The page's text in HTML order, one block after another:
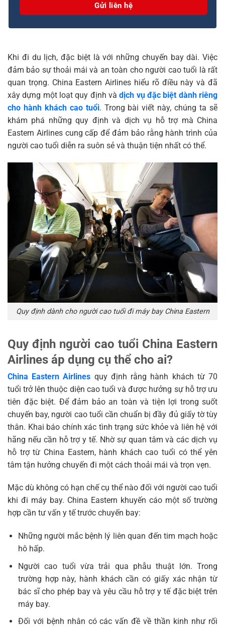
Khi đi du lịch, đặc biệt là với những chuyến bay dài. Việc
đảm bảo sự thoải mái và an toàn cho người cao tuổi là rất
quan trọng. China Eastern Airlines hiểu rõ điều này và đã
xây dựng một loạt quy định vàdịch vụ đặc biệt dành riêng
cho hành khách cao tuổi. Trong bài viết này, chúng ta sẽ
khám phá những quy định và dịch vụ hỗ trợ mà China
Eastern Airlines cung cấp để đảm bảo rằng hành trình của
người cao tuổi diễn ra suôn sẻ và thuận tiện nhất có thể.
Quy định dành cho người cao tuổi đi máy bay China Eastern
Quy định người cao tuổi China Eastern
Airlines áp dụng cụ thể cho ai?
China Eastern Airlines quy định rằng hành khách từ 70
tuổi trở lên thuộc diện cao tuổi và được hưởng sự hỗ trợ ưu
tiên đặc biệt. Để đảm bảo an toàn và tiện lợi trong suốt
chuyến bay, người cao tuổi cần chuẩn bị đầy đủ giấy tờ tùy
thân. Khai báo chính xác tình trạng sức khỏe và liên hệ với
hãng nếu cần hỗ trợ y tế. Nhờ sự quan tâm và các dịch vụ
hỗ trợ từ China Eastern, hành khách cao tuổi có thể yên
tâm tận hưởng chuyến đi một cách thoải mái và trọn vẹn.
Mặc dù không có hạn chế cụ thể nào đối với người cao tuổi
khi đi máy bay. China Eastern khuyến cáo một số trường
hợp cần tư vấn y tế trước chuyến bay:
Những người mắc bệnh lý liên quan đến tim mạch hoặc
hô hấp.
Người cao tuổi vừa trải qua phẫu thuật lớn. Trong
trường hợp này, hành khách cần có giấy xác nhận từ
bác sĩ cho phép bay và yêu cầu hỗ trợ y tế đặc biệt trên
máy bay.
Đối với bệnh nhân có các vấn đề về thần kinh như rối